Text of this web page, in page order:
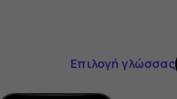
Επιλογή γλώσσας